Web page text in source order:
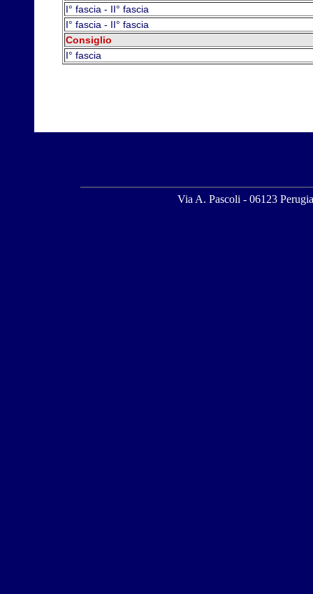
I° fascia - II° fascia
I° fascia - II° fascia
Consiglio
I° fascia
Via A. Pascoli - 06123